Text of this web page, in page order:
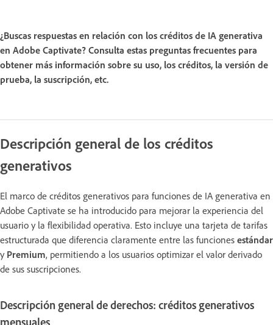
¿Buscas respuestas en relación con los créditos de IA generativa
en Adobe Captivate? Consulta estas preguntas frecuentes para
obtener más información sobre su uso, los créditos, la versión de
prueba, la suscripción, etc.
Descripción general de los créditos
generativos
El marco de créditos generativos para funciones de IA generativa en
Adobe Captivate se ha introducido para mejorar la experiencia del
usuario y la flexibilidad operativa. Esto incluye una tarjeta de tarifas
estructurada que diferencia claramente entre las funciones estándar
y Premium, permitiendo a los usuarios optimizar el valor derivado
de sus suscripciones.
Descripción general de derechos: créditos generativos